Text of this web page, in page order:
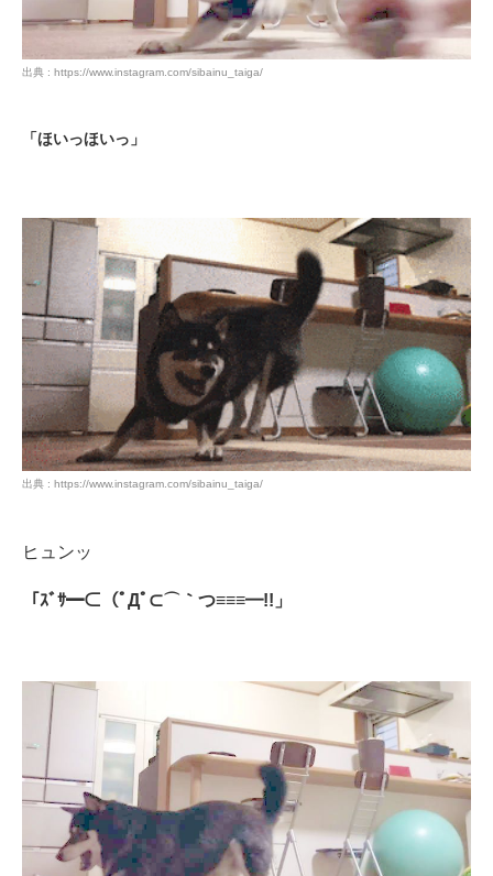
出典 : https://www.instagram.com/sibainu_taiga/
「ほいっほいっ」
出典 : https://www.instagram.com/sibainu_taiga/
ヒュンッ
「ｽﾞｻ━⊂（ﾟДﾟ⊂⌒｀つ≡≡≡━!!」
pecodogs
いぬ部をフォロー
pecocats
ねこ部をフォロー
PECOアプリをダウンロード済みの方
アプリをダウンロードする